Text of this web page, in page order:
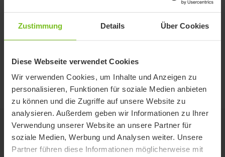
Zustimmung Details Über Cookies
Diese Webseite verwendet Cookies
Wir verwenden Cookies, um Inhalte und Anzeigen zu
personalisieren, Funktionen für soziale Medien anbieten
zu können und die Zugriffe auf unsere Website zu
analysieren. Außerdem geben wir Informationen zu Ihrer
Verwendung unserer Website an unsere Partner für
soziale Medien, Werbung und Analysen weiter. Unsere
Partner führen diese Informationen möglicherweise mit
Drehmoment (Nm) 60
Max. Geschwindigkeit (km/h)
Optionen